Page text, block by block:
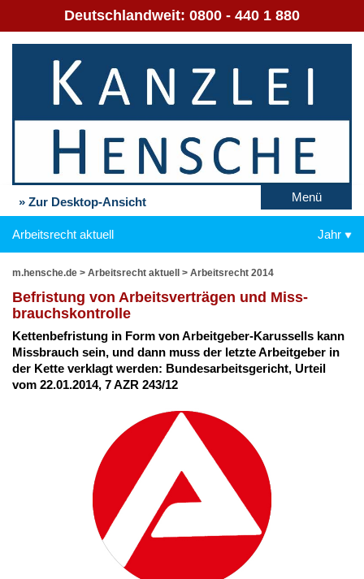
Deutschlandweit: 0800 - 440 1 880
» Zur Desktop-Ansicht Menü
Arbeitsrecht aktuell Jahr
m.hensche.de > Arbeitsrecht aktuell > Arbeitsrecht 2014
Be­fris­tung von Ar­beits­ver­trä­gen und Miss­
brauchs­kon­trol­le
Ket­ten­be­fris­tung in Form von Ar­beit­ge­ber-Ka­rus­sells kann
Miss­brauch sein, und dann muss der letz­te Ar­beit­ge­ber in
der Ket­te ver­klagt wer­den: Bun­des­ar­beits­ge­richt, Ur­teil
vom 22.01.2014, 7 AZR 243/12